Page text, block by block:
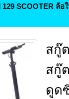
SCOOTER ล้
สกู๊
สกู๊
ดูด